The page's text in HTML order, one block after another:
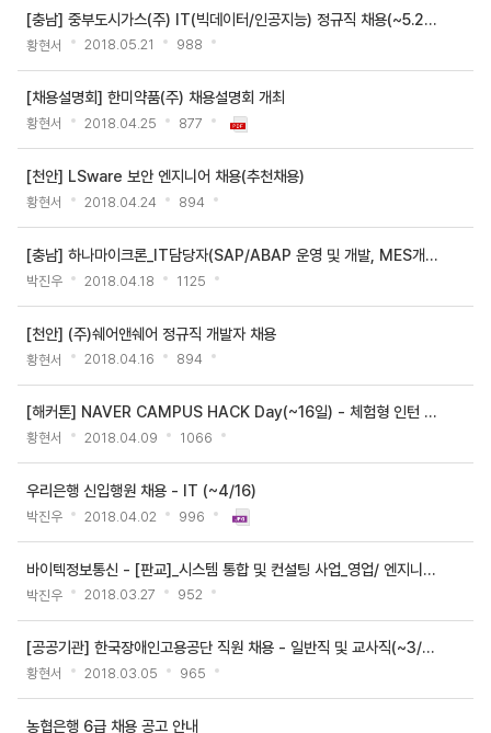
목
록
번
목,
자,
일,
파
[충남] 중부도시가스(주) IT(빅데이터/인공지능) 정규직 채용(~5.29)
황현서 2018.05.21 988
[채용설명회] 한미약품(주) 채용설명회 개최
황현서 2018.04.25 877
[천안] LSware 보안 엔지니어 채용(추천채용)
황현서 2018.04.24 894
[충남] 하나마이크론_IT담당자(SAP/ABAP 운영 및 개발, MES개발) 정규직 채용 (~4/20 ..
박진우 2018.04.18 1125
[천안] (주)쉐어앤쉐어 정규직 개발자 채용
황현서 2018.04.16 894
[해커톤] NAVER CAMPUS HACK Day(~16일) - 체험형 인턴 및 채용연계형 인턴
황현서 2018.04.09 1066
우리은행 신입행원 채용 - IT (~4/16)
박진우 2018.04.02 996
바이텍정보통신 - [판교]_시스템 통합 및 컨설팅 사업_영업/ 엔지니어 직무별 정규직 ..
박진우 2018.03.27 952
[공공기관] 한국장애인고용공단 직원 채용 - 일반직 및 교사직(~3/14)
황현서 2018.03.05 965
농협은행 6급 채용 공고 안내